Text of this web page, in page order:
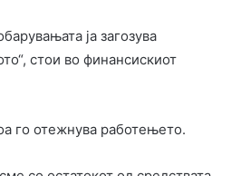
ја загозува
стои во финансискиот
го отежнува работењето.